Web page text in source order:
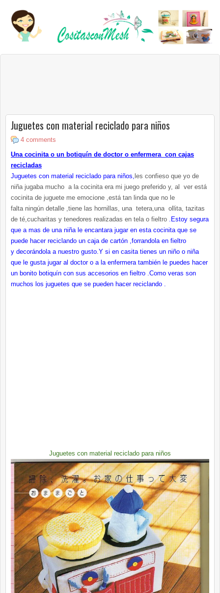
Juguetes con material reciclado para niños
4 comments
Una cocinita o un botiquín de doctor o enfermera con cajas
recicladas
Juguetes con material reciclado para niños, les confieso que yo de
niña jugaba mucho a la cocinita era mi juego preferido y, al ver está
cocinita de juguete me emocione ,está tan linda que no le
falta ningún detalle ,tiene las hornillas, una tetera,una ollita, tazitas
de té,cucharitas y tenedores realizadas en tela o fieltro .Estoy segura
que a mas de una niña le encantara jugar en esta cocinita que se
puede hacer reciclando un caja de cartón ,forrandola en fieltro
y decorándola a nuestro gusto.Y si en casita tienes un niño o niña
que le gusta jugar al doctor o a la enfermera también le puedes hacer
un bonito botiquín con sus accesorios en fieltro .Como veras son
muchos los juguetes que se pueden hacer reciclando .
Juguetes con material reciclado para niños